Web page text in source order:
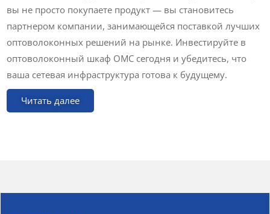
вы не просто покупаете продукт — вы становитесь
партнером компании, занимающейся поставкой лучших
оптоволоконных решений на рынке. Инвестируйте в
оптоволоконный шкаф OMC сегодня и убедитесь, что
ваша сетевая инфраструктура готова к будущему.
Читать далее